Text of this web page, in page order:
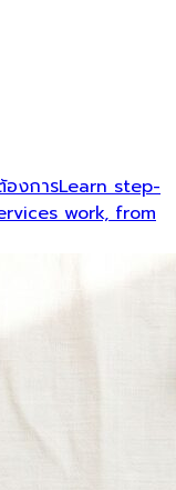
องการLearn step-
work, from